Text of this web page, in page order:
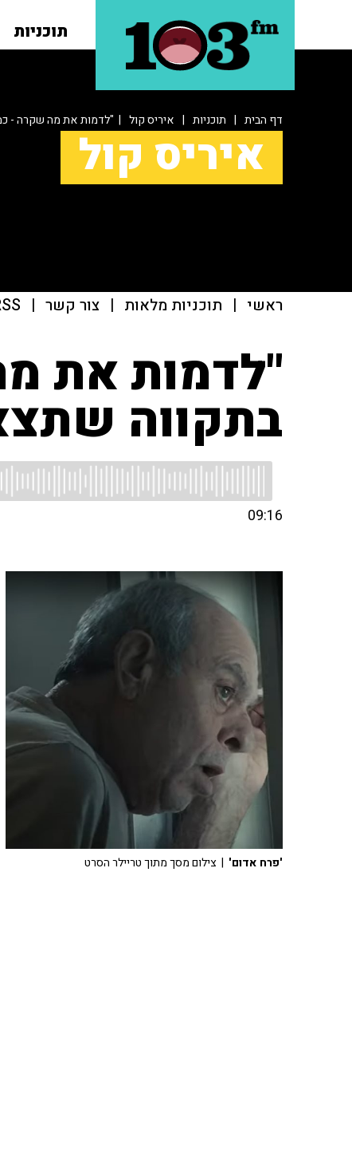
תוכניות
דף הבית | תוכניות | איריס קול | "לדמות את מה שקרה -
איריס קול
ראשי | תוכניות מלאות | צור קשר |
"לדמות את
בתקווה
09:16
'פרח אדום' | צילום מסך מתוך טריילר הסרט